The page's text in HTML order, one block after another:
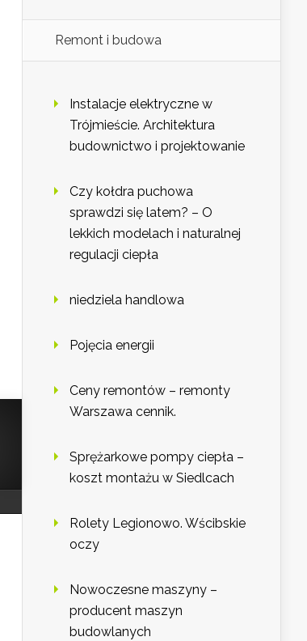
Remont i budowa
Instalacje elektryczne w
Trójmieście. Architektura
budownictwo i projektowanie
Czy kołdra puchowa
sprawdzi się latem? – O
lekkich modelach i naturalnej
regulacji ciepła
niedziela handlowa
Pojęcia energii
Ceny remontów – remonty
Warszawa cennik.
Sprężarkowe pompy ciepła –
koszt montażu w Siedlcach
Rolety Legionowo. Wścibskie
oczy
Nowoczesne maszyny –
producent maszyn
budowlanych